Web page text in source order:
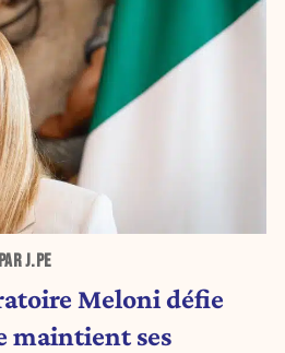
J.PE
Meloni défie
maintient ses